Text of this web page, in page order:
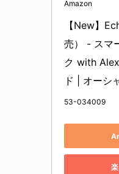
Amazon
【New】
売） - スマ
ク with
ド | オーシ
53-034009